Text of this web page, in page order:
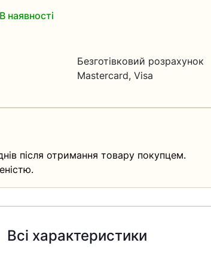
В наявності
Безготівковий розрахунок
Mastercard, Visa
після отримання товару покупцем.
Всі характеристики